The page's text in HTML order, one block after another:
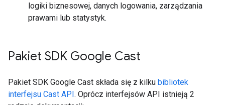
logiki biznesowej, danych logowania, zarządzania
prawami lub statystyk.
Pakiet SDK Google Cast
Pakiet SDK Google Cast składa się z kilku bibliotek
interfejsu Cast API. Oprócz interfejsów API istnieją 2